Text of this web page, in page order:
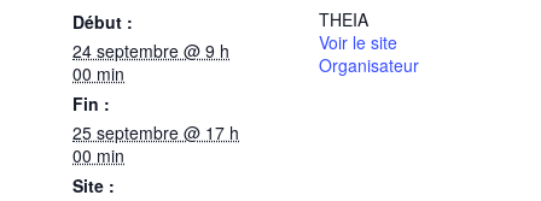
Début :
24 septembre @ 9 h
00 min
Fin :
25 septembre @ 17 h
00 min
Site :
THEIA
Voir le site
Organisateur